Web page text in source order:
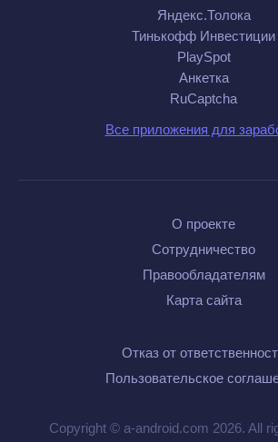
Яндекс.Толока
Тинькофф Инвестиции
PlaySpot
Анкетка
RuCaptcha
Все приложения для
О проекте
Сотрудничество
Правообладателям
Карта сайта
Отказ от
Пользовательское
Copyright © a-android.com 2026. All